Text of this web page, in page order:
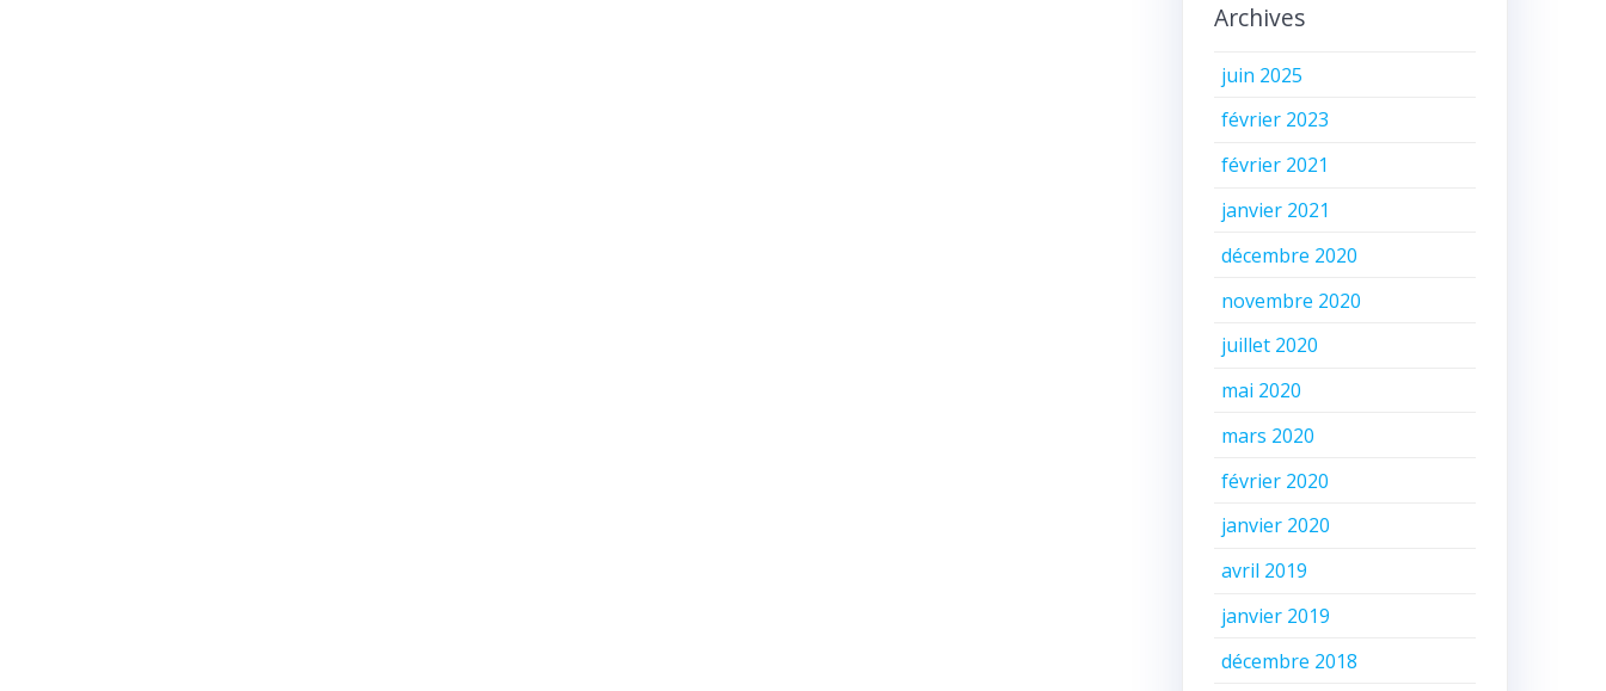
Archives
juin 2025
février 2023
février 2021
janvier 2021
décembre 2020
novembre 2020
juillet 2020
mai 2020
mars 2020
février 2020
janvier 2020
avril 2019
janvier 2019
décembre 2018